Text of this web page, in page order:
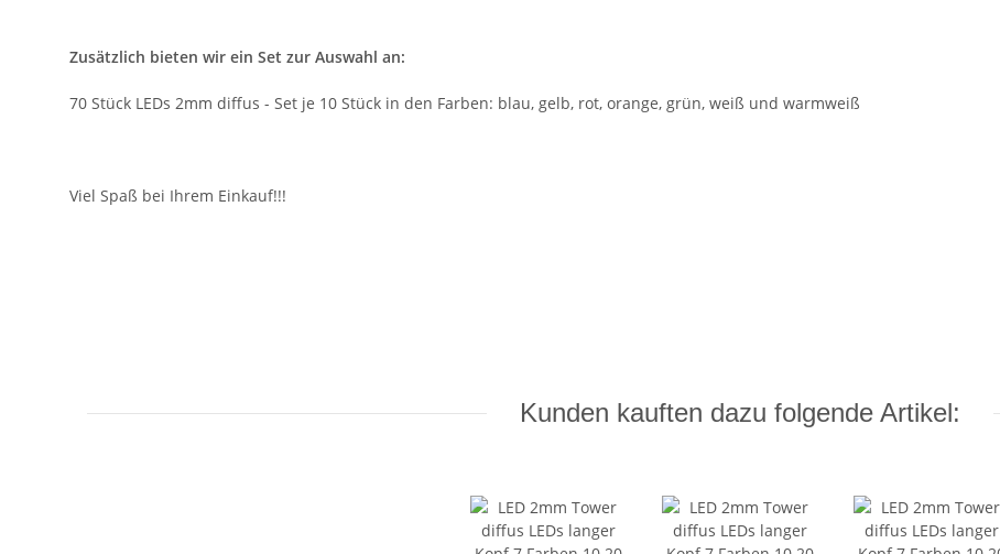
Zusätzlich bieten wir ein Set zur Auswahl an:
70 Stück LEDs 2mm diffus - Set je 10 Stück in den Farben: blau, gelb, rot, orange, grün, weiß und warmweiß
Viel Spaß bei Ihrem Einkauf!!!
Kunden kauften dazu folgende Artikel: